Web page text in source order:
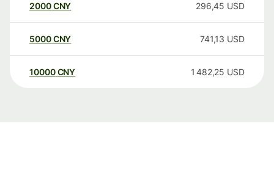
2000CNY 296,45 USD
5000CNY 741,13 USD
10000 CNY 1 482,25 USD